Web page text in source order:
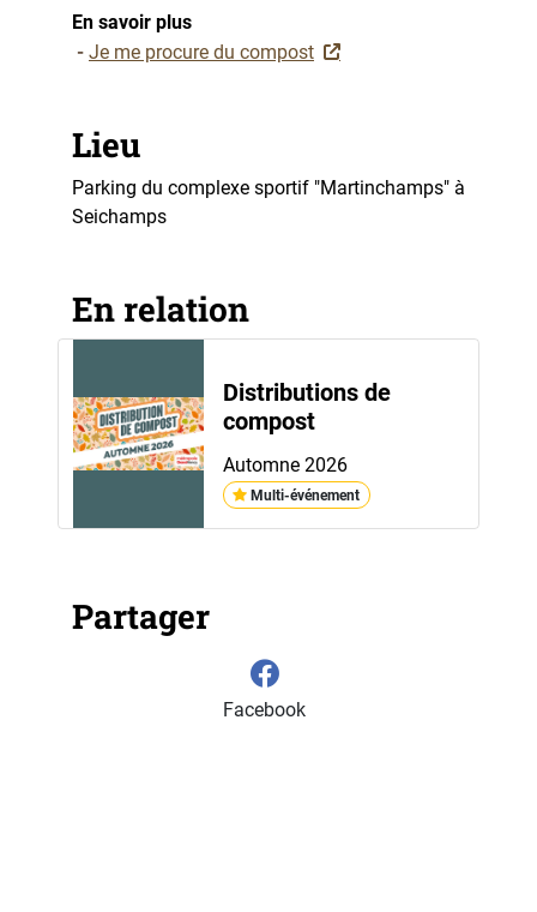
En savoir plus
Je me procure du compost
Lieu
Parking du complexe sportif "Martinchamps" à
Seichamps
En relation
Distributions de
compost
Automne 2026
Multi-événement
Partager
Facebook